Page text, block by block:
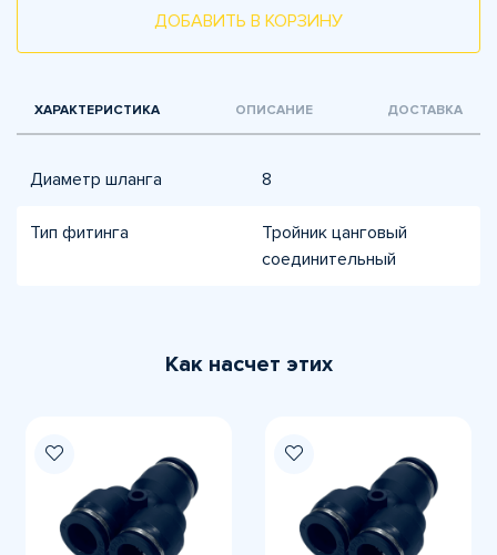
ДОБАВИТЬ В КОРЗИНУ
ХАРАКТЕРИСТИКА ОПИСАНИЕ ДОСТАВКА
Диаметр шланга 8
Тип фитинга
Тройник цанговый
соединительный
Как насчет этих